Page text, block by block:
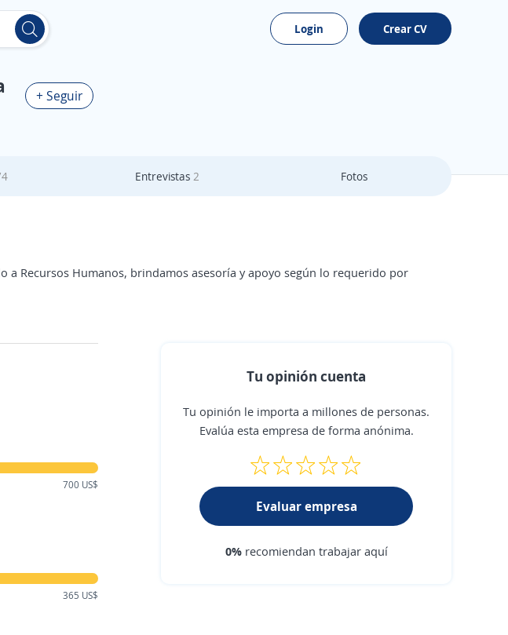
Login Crear CV
+ Seguir
Entrevistas 2 Fotos
a Recursos Humanos, brindamos asesoría y apoyo según lo requerido por
700 US$
365 US$
Tu opinión cuenta
Tu opinión le importa a millones de personas.
Evalúa esta empresa de forma anónima.
Evaluar empresa
0%recomiendan trabajar aquí